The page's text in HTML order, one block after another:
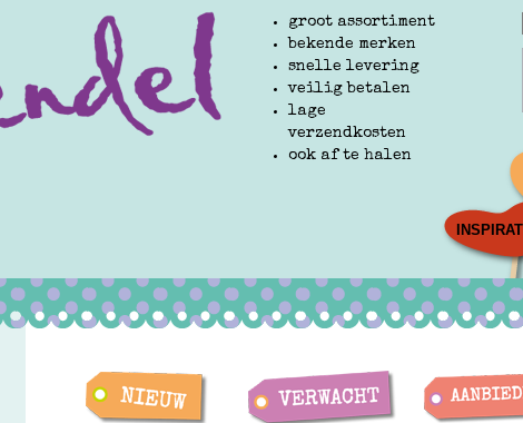
groot assortiment
bekende merken
snelle levering
veilig betalen
lage
verzendkosten
ook af te halen